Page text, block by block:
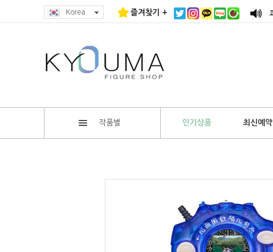
Korea 즐겨찾기 +
작품별 인기상품 최신예약